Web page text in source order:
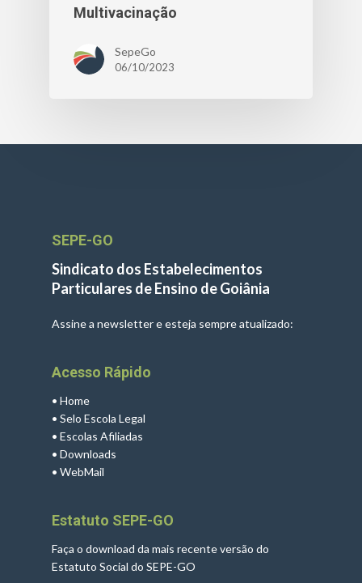
Multivacinação
SepeGo
06/10/2023
SEPE-GO
Sindicato dos Estabelecimentos
Particulares de Ensino de Goiânia
Assine a newsletter e esteja sempre atualizado:
Acesso Rápido
• Home
• Selo Escola Legal
• Escolas Afiliadas
• Downloads
• WebMail
Estatuto SEPE-GO
Faça o download da mais recente versão do
Estatuto Social do SEPE-GO